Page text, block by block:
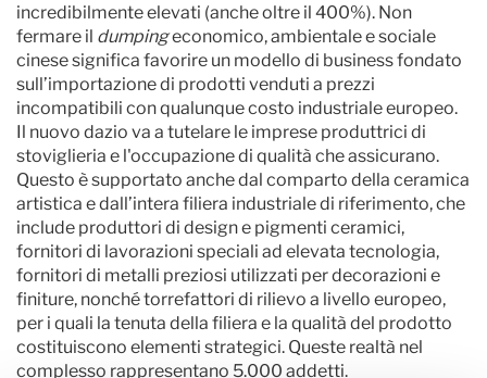
incredibilmente elevati (anche oltre il 400%). Non
fermare il dumpingeconomico, ambientale e sociale
cinese significa favorire un modello di business fondato
sull’importazione di prodotti venduti a prezzi
incompatibili con qualunque costo industriale europeo.
Il nuovo dazio va a tutelare le imprese produttrici di
stoviglieria e l'occupazione di qualità che assicurano.
Questo è supportato anche dal comparto della ceramica
artistica e dall’intera filiera industriale di riferimento, che
include produttori di design e pigmenti ceramici,
fornitori di lavorazioni speciali ad elevata tecnologia,
fornitori di metalli preziosi utilizzati per decorazioni e
finiture, nonché torrefattori di rilievo a livello europeo,
per i quali la tenuta della filiera e la qualità del prodotto
costituiscono elementi strategici. Queste realtà nel
complesso rappresentano 5.000 addetti.